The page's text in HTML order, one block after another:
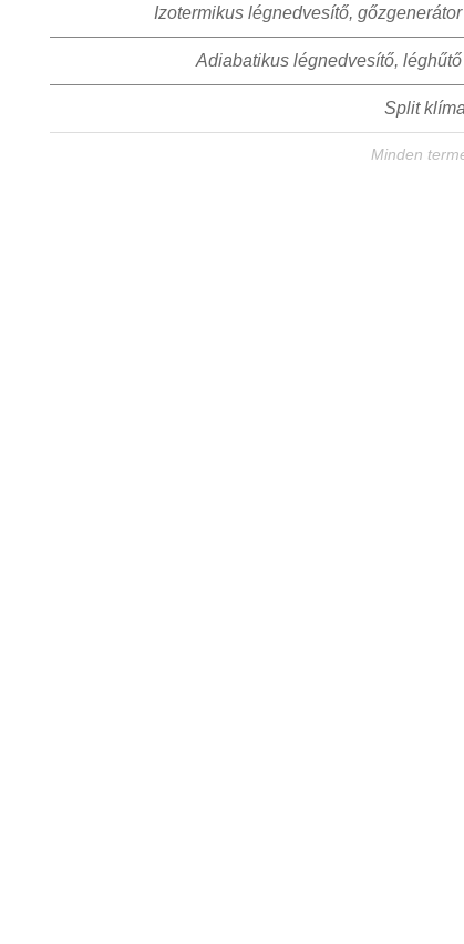
Izotermikus légnedvesítő, gőzgenerátor
Adiabatikus légnedvesítő, léghűtő
Split
Minden